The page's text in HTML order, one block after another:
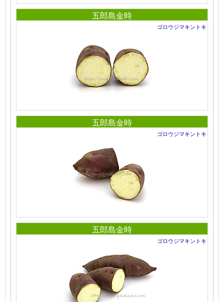
五郎島金時
ゴロウジマキントキ
五郎島金時
ゴロウジマキントキ
五郎島金時
ゴロウジマキントキ